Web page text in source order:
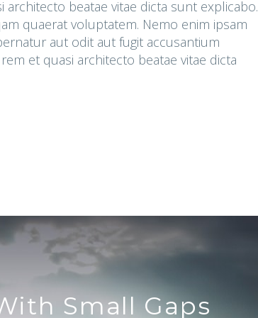
beatae vitae dicta sunt explicabo.
quaerat voluptatem. Nemo enim ipsam
aut odit aut fugit accusantium
et quasi architecto beatae vitae dicta
Small Gaps